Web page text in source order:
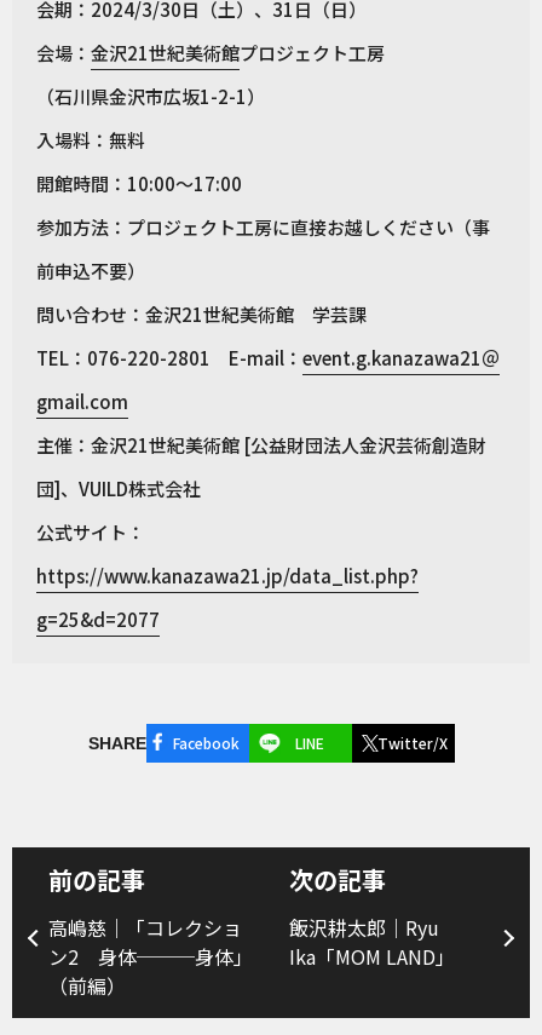
会期：2024/3/30日（土）、31日（日）
会場： 金沢21世紀美術館プロジェクト工房
（石川県金沢市広坂1-2-1）
入場料：無料
開館時間：10:00〜17:00
参加方法：プロジェクト工房に直接お越しください（事
前申込不要）
問い合わせ：金沢21世紀美術館 学芸課
TEL：076-220-2801 E-mail： event.g.kanazawa21＠
gmail.com
主催：金沢21世紀美術館 [公益財団法人金沢芸術創造財
団]、VUILD株式会社
公式サイト：
https://www.kanazawa21.jp/data_list.php?
g=25&d=2077
SHARE Facebook LINE Twitter/X
前の記事
高嶋慈｜「コレクショ
ン2 身体───身体」
（前編）
次の記事
飯沢耕太郎｜Ryu
Ika「MOM LAND」